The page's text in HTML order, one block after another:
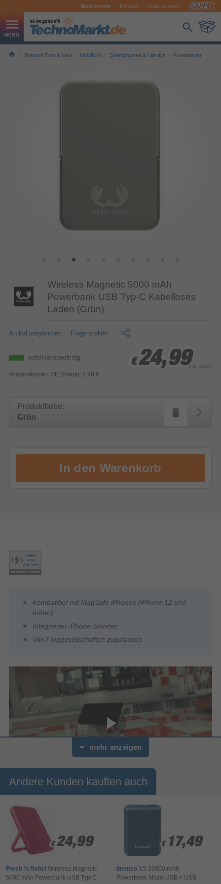
Mein Konto Kontakt Unternehmen
Telecom,Foto & Navi Mobilfunk Smartphones & Handys Powerbanks
Wireless Magnetic 5000 mAh
Powerbank USB Typ-C Kabelloses
Laden (Grün)
Artikel vergleichen Frage stellen
sofort versandfertig
Versandkosten DE (Paket): 7,99 €
€24,99
€24,99
€24,99inkl. MwSt.
Produktfarbe:
Grün
Kompatibel mit MagSafe iPhones (iPhone 12 und
höher)
Integrierter iPhone Ständer
Von Fluggesellschaften zugelassen
0
0
Sekunden
Powerbank
Magsafe
Die ultradünne Magnetic Wireless Powerbank passt sich deinen
Laden für unterwegs. Die starken Magnete sorgen für eine
mehr anzeigen
Andere Kunden kauften auch
€ 24,99
€ 24,99
Fresh 'n Rebel Wireless Magnetic
5000 mAh Powerbank USB Typ-C
€ 17,49
€ 17,49
Intenso XS 10000 mAh
Powerbank Micro-USB + USB